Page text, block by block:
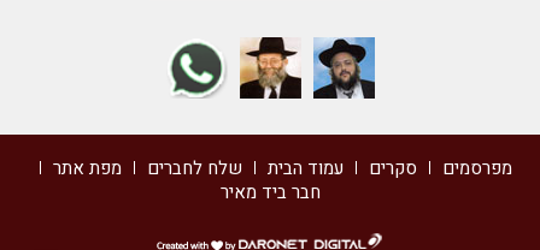
מפרסמים סקרים עמוד הבית שלח לחברים
מפת אתר
חבר ביד מאיר
דרונט